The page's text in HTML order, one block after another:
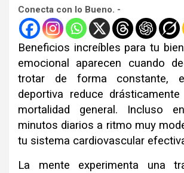
Conecta con lo Bueno. -
Beneficios increíbles para tu
emocional aparecen cuando
trotar de forma constante,
deportiva reduce
mortalidad general. Incluso
minutos diarios a ritmo muy
tu sistema cardiovascular
La mente experimenta una